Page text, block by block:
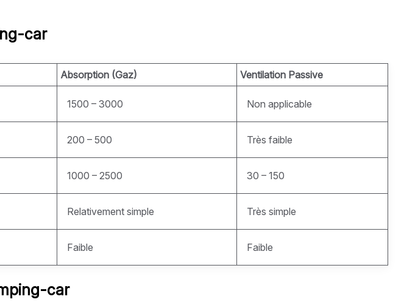
car
Absorption (Gaz) Ventilation Passive
1500 – 3000 Non applicable
200 – 500 Très faible
1000 – 2500 30 – 150
Relativement simple Très simple
Faible Faible
car